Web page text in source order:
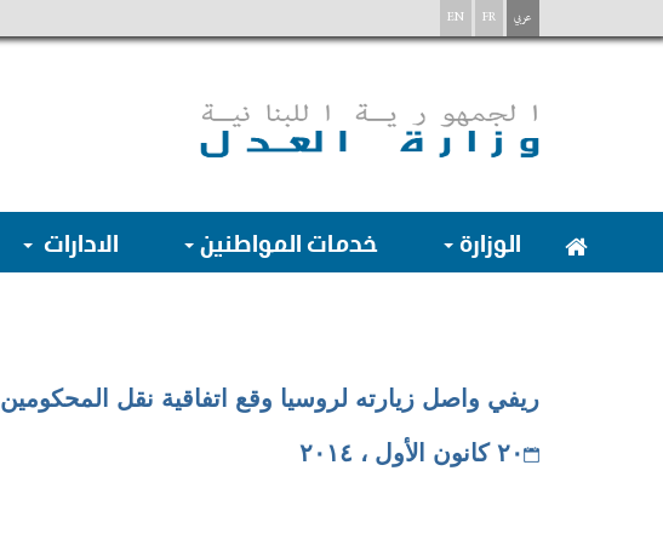
EN FR عربي
الوزارة خدمات المواطنين الادارات
ريفي واصل زيارته لروسيا وقع اتفاقية نقل المحكومين
٢٠ كانون الأول ، ٢٠١٤